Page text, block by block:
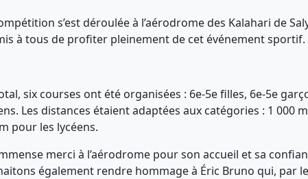
s’est déroulée à l’aérodrome des Kalahari de
à tous de profiter pleinement de cet événement
six courses ont été organisées : 6e-5e filles, 6e-5e
Les distances étaient adaptées aux catégories : 1 000
pour les lycéens.
merci à l’aérodrome pour son accueil et sa
également rendre hommage à Éric Bruno qui, par